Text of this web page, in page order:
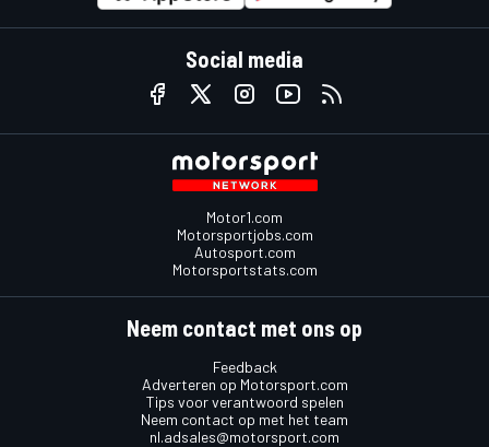
Social media
Motor1.com
Motorsportjobs.com
Autosport.com
Motorsportstats.com
Neem contact met ons op
Feedback
Adverteren op Motorsport.com
Tips voor verantwoord spelen
Neem contact op met het team
nl.adsales@motorsport.com